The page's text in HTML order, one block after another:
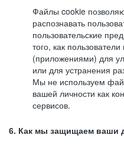
Файлы cookie
распознавать
пользовательские
того, как
(приложениями) для
или для устранения
Мы не используем
вашей личности как
сервисов.
6. Как мы защищаем ваши